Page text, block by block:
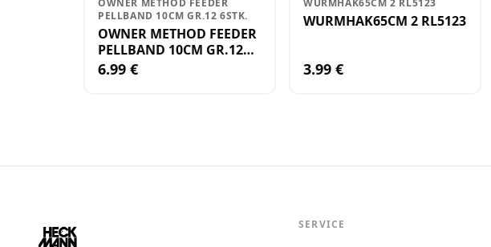
OWNER METHOD FEEDER
PELLBAND 10CM GR.12 6STK.
OWNER METHOD FEEDER
PELLBAND 10CM GR.12
6STK.
6.99 €
WURMHAK65CM 2 RL5123
WURMHAK65CM 2 RL5123
3.99 €
SERVICE